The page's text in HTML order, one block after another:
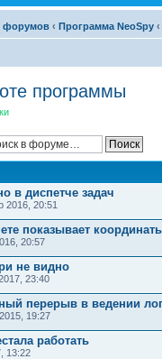
форумов ‹ Программа NeoSpy ‹
программы
в диспетче задач
2016, 20:51
показывает
20:57
не видно
23:40
перерыв в ведении
19:27
работать
13:22